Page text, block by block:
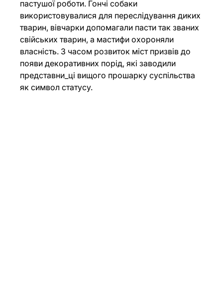
пастушої роботи. Гончі собаки
використовувалися для переслідування диких
тварин, вівчарки допомагали пасти так званих
свійських тварин, а мастифи охороняли
власність. З часом розвиток міст призвів до
появи декоративних порід, які заводили
представни_ці вищого прошарку суспільства
як символ статусу.